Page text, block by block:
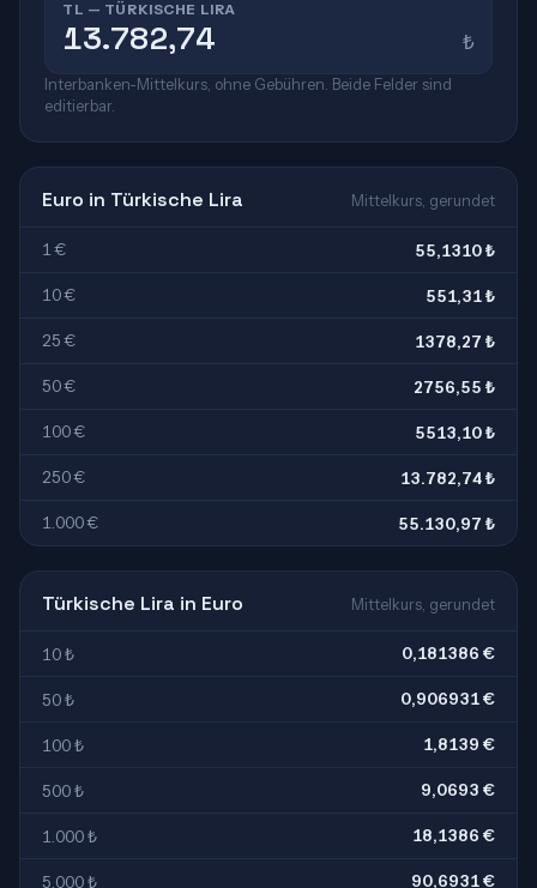
TL — TÜRKISCHE LIRA
₺
Interbanken-Mittelkurs, ohne Gebühren. Beide Felder sind
editierbar.
Euro in Türkische Lira Mittelkurs, gerundet
1 € 55,1310 ₺
10 € 551,31 ₺
25 € 1378,27 ₺
50 € 2756,55 ₺
100 € 5513,10 ₺
250 € 13.782,74 ₺
1.000 € 55.130,97 ₺
Türkische Lira in Euro Mittelkurs, gerundet
10 ₺ 0,181386 €
50 ₺ 0,906931 €
100 ₺ 1,8139 €
500 ₺ 9,0693 €
1.000 ₺ 18,1386 €
5.000 ₺ 90,6931 €